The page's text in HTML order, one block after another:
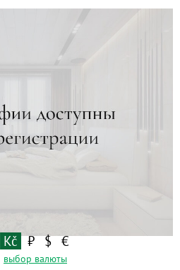
Kč ₽ $ €
выбор валюты